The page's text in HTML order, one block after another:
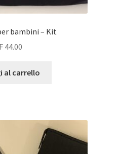
bambini – Kit
44.00
al carrello